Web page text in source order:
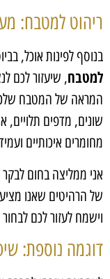
ריהוט למטבח:
בנוסף לפינות אוכל,
למטבח, שיעזור לכם
המראה של המטבח
שונים, מדפים תלויים,
מחומרים איכותיים
אני ממליצה בחום
של הרהיטים שאנו
וישמח לעזור לכם
דוגמה נוספת: